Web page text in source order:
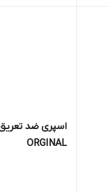
اسپری ضد
ORGINAL